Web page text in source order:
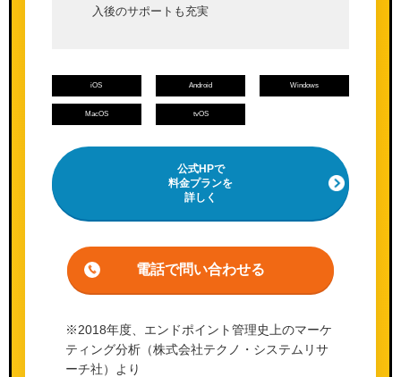
入後のサポートも充実
iOS Android Windows
MacOS tvOS
公式HPで
料金プランを
詳しく
電話で問い合わせる
※2018年度、エンドポイント管理史上のマーケ
ティング分析（株式会社テクノ・システムリサ
ーチ社）より